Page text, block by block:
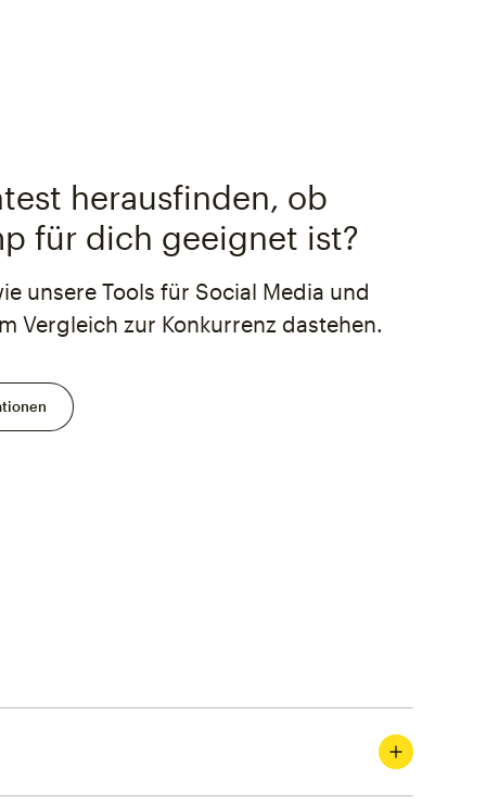
herausfinden, ob
für dich geeignet ist?
unsere Tools für Social Media und
Vergleich zur Konkurrenz dastehen.